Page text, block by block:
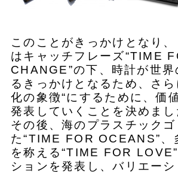
このことがきっかけとなり、
はキャッチフレーズ“TIME
CHANGE”の下、時計が世界
るきっかけとなるため、さら
化の象徴“にするために、価
発表していくことを決めまし
その後、海のプラスチック
た“TIME FOR OCEANS”、
を称える“TIME FOR
ションを発表し、バリエー